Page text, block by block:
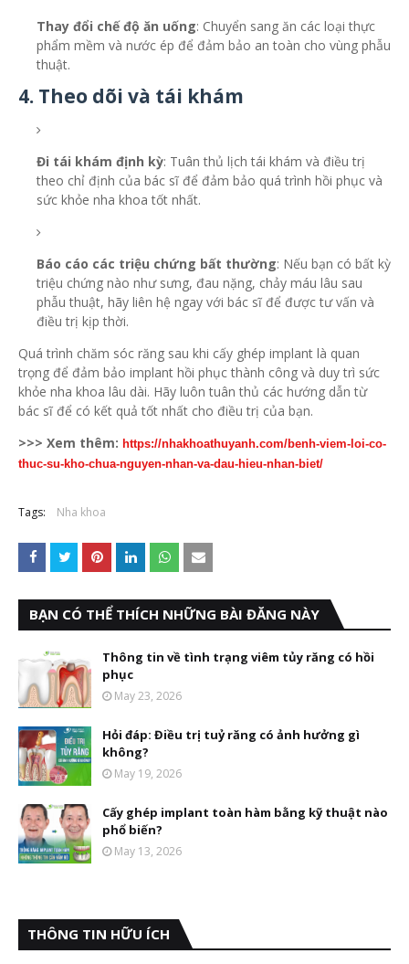
Thay đổi chế độ ăn uống: Chuyển sang ăn các loại thực
phẩm mềm và nước ép để đảm bảo an toàn cho vùng phẫu
thuật.
4. Theo dõi và tái khám
Đi tái khám định kỳ: Tuân thủ lịch tái khám và điều trị
theo chỉ định của bác sĩ để đảm bảo quá trình hồi phục và
sức khỏe nha khoa tốt nhất.
Báo cáo các triệu chứng bất thường: Nếu bạn có bất kỳ
triệu chứng nào như sưng, đau nặng, chảy máu lâu sau
phẫu thuật, hãy liên hệ ngay với bác sĩ để được tư vấn và
điều trị kịp thời.
Quá trình chăm sóc răng sau khi cấy ghép implant là quan
trọng để đảm bảo implant hồi phục thành công và duy trì sức
khỏe nha khoa lâu dài. Hãy luôn tuân thủ các hướng dẫn từ
bác sĩ để có kết quả tốt nhất cho điều trị của bạn.
>>> Xem thêm: https://nhakhoathuyanh.com/benh-viem-loi-co-
thuc-su-kho-chua-nguyen-nhan-va-dau-hieu-nhan-biet/
Tags: Nha khoa
BẠN CÓ THỂ THÍCH NHỮNG BÀI ĐĂNG NÀY
Thông tin về tình trạng viêm tủy răng có hồi
phục
May 23, 2026
Hỏi đáp: Điều trị tuỷ răng có ảnh hưởng gì
không?
May 19, 2026
Cấy ghép implant toàn hàm bằng kỹ thuật nào
phổ biến?
May 13, 2026
THÔNG TIN HỮU ÍCH